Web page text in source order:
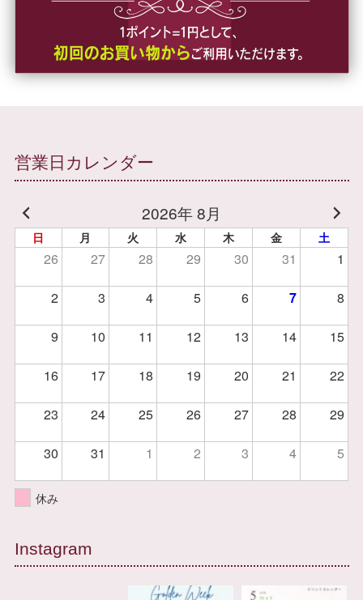
営業日カレンダー
2026年 8月
日 月 火 水 木 金 土
26 27 28 29 30 31 1
2 3 4 5 6 7 8
9 10 11 12 13 14 15
16 17 18 19 20 21 22
23 24 25 26 27 28 29
30 31 1 2 3 4 5
休み
Instagram